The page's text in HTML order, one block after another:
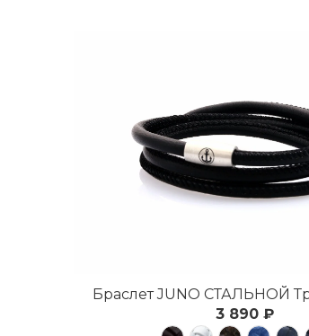
Браслет JUNO СТАЛЬНОЙ
3 890 ₽